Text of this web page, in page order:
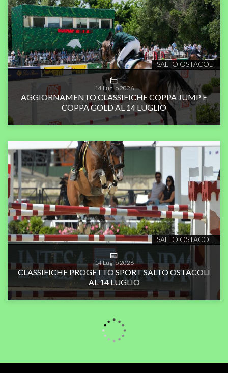
SALTO OSTACOLI
14 Luglio 2026
AGGIORNAMENTO CLASSIFICHE COPPA JUMP E
COPPA GOLD AL 14 LUGLIO
SALTO OSTACOLI
14Luglio2026
CLASSIFICHE PROGETTO SPORT SALTO OSTACOLI
AL 14 LUGLIO